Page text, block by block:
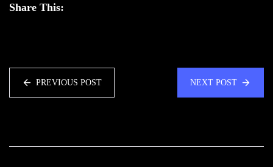
Share This:
PREVIOUS POST NEXT POST